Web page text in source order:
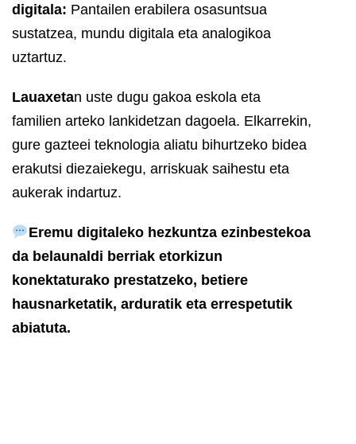
digitala: Pantailen erabilera osasuntsua
sustatzea, mundu digitala eta analogikoa
uztartuz.
Lauaxetan uste dugu gakoa eskola eta
familien arteko lankidetzan dagoela. Elkarrekin,
gure gazteei teknologia aliatu bihurtzeko bidea
erakutsi diezaiekegu, arriskuak saihestu eta
aukerak indartuz.
Eremu digitaleko hezkuntza ezinbestekoa
da belaunaldi berriak etorkizun
konektaturako prestatzeko, betiere
hausnarketatik, arduratik eta errespetutik
abiatuta.